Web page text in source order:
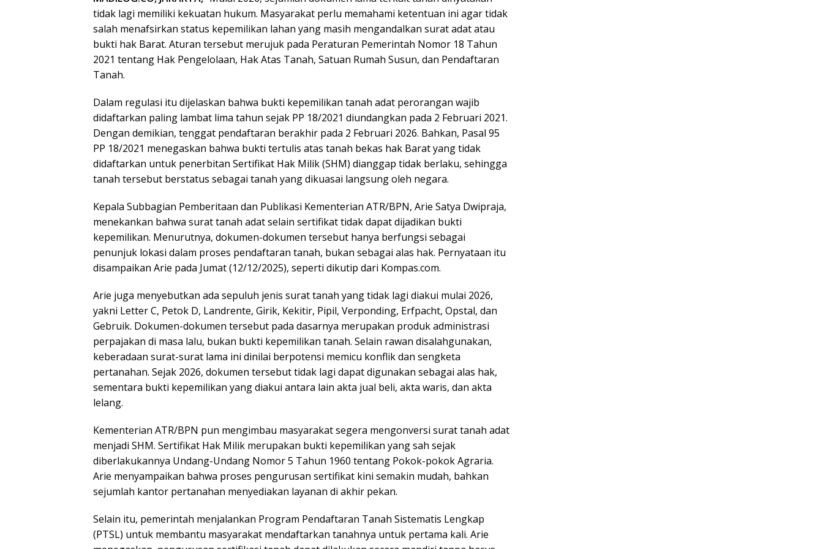
tidak lagi memiliki kekuatan hukum. Masyarakat perlu memahami ketentuan ini agar tidak
salah menafsirkan status kepemilikan lahan yang masih mengandalkan surat adat atau
bukti hak Barat. Aturan tersebut merujuk pada Peraturan Pemerintah Nomor 18 Tahun
2021 tentang Hak Pengelolaan, Hak Atas Tanah, Satuan Rumah Susun, dan Pendaftaran
Tanah.
Dalam regulasi itu dijelaskan bahwa bukti kepemilikan tanah adat perorangan wajib
didaftarkan paling lambat lima tahun sejak PP 18/2021 diundangkan pada 2 Februari 2021.
Dengan demikian, tenggat pendaftaran berakhir pada 2 Februari 2026. Bahkan, Pasal 95
PP 18/2021 menegaskan bahwa bukti tertulis atas tanah bekas hak Barat yang tidak
didaftarkan untuk penerbitan Sertifikat Hak Milik (SHM) dianggap tidak berlaku, sehingga
tanah tersebut berstatus sebagai tanah yang dikuasai langsung oleh negara.
Kepala Subbagian Pemberitaan dan Publikasi Kementerian ATR/BPN, Arie Satya Dwipraja,
menekankan bahwa surat tanah adat selain sertifikat tidak dapat dijadikan bukti
kepemilikan. Menurutnya, dokumen-dokumen tersebut hanya berfungsi sebagai
penunjuk lokasi dalam proses pendaftaran tanah, bukan sebagai alas hak. Pernyataan itu
disampaikan Arie pada Jumat (12/12/2025), seperti dikutip dari Kompas.com.
Arie juga menyebutkan ada sepuluh jenis surat tanah yang tidak lagi diakui mulai 2026,
yakni Letter C, Petok D, Landrente, Girik, Kekitir, Pipil, Verponding, Erfpacht, Opstal, dan
Gebruik. Dokumen-dokumen tersebut pada dasarnya merupakan produk administrasi
perpajakan di masa lalu, bukan bukti kepemilikan tanah. Selain rawan disalahgunakan,
keberadaan surat-surat lama ini dinilai berpotensi memicu konflik dan sengketa
pertanahan. Sejak 2026, dokumen tersebut tidak lagi dapat digunakan sebagai alas hak,
sementara bukti kepemilikan yang diakui antara lain akta jual beli, akta waris, dan akta
lelang.
Kementerian ATR/BPN pun mengimbau masyarakat segera mengonversi surat tanah adat
menjadi SHM. Sertifikat Hak Milik merupakan bukti kepemilikan yang sah sejak
diberlakukannya Undang-Undang Nomor 5 Tahun 1960 tentang Pokok-pokok Agraria.
Arie menyampaikan bahwa proses pengurusan sertifikat kini semakin mudah, bahkan
sejumlah kantor pertanahan menyediakan layanan di akhir pekan.
Selain itu, pemerintah menjalankan Program Pendaftaran Tanah Sistematis Lengkap
(PTSL) untuk membantu masyarakat mendaftarkan tanahnya untuk pertama kali. Arie